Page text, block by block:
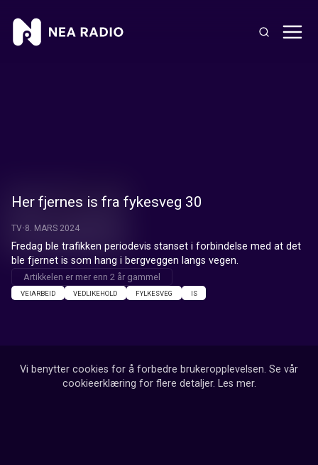
Her fjernes is fra fykesveg 30
TV 8. MARS 2024
Fredag ble trafikken periodevis stanset i forbindelse med at det
ble fjernet is som hang i bergveggen langs vegen.
Artikkelen er mer enn 2 år gammel
VEIARBEID VEDLIKEHOLD FYLKESVEG IS
Vi benytter cookies for å forbedre brukeropplevelsen. Se vår
cookieerklæring for flere detaljer. Les mer.